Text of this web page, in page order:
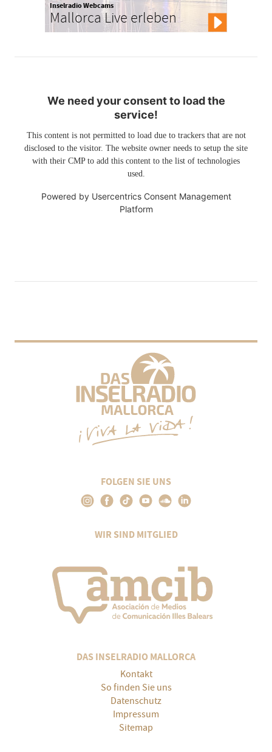
Inselradio Webcams
Mallorca Live erleben
We need your consent to load the
service!
This content is not permitted to load due to trackers that are not
disclosed to the visitor. The website owner needs to setup the site
with their CMP to add this content to the list of technologies
used.
Powered by Usercentrics Consent Management
Platform
FOLGEN SIE UNS
WIR SIND MITGLIED
DAS INSELRADIO MALLORCA
Kontakt
So finden Sie uns
Datenschutz
Impressum
Sitemap